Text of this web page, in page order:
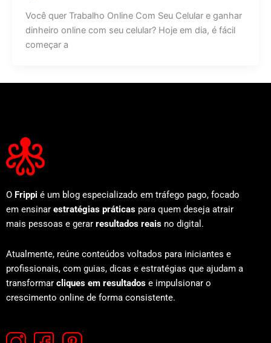
Você quer Trabalho Online Com Seu Celular e ganhar
dinheiro online com seu celular? Hoje em dia, é fácil
começar a
O Frippi é um blog especializado em tráfego pago, focado
em ensinar estratégias práticas para quem deseja atrair
mais pessoas e gerar resultados reais no digital.
Atualmente, reúne conteúdos voltados para iniciantes e
profissionais, com guias, dicas e estratégias que ajudam a
transformar cliques em resultados e impulsionar o
crescimento online de forma consistente.